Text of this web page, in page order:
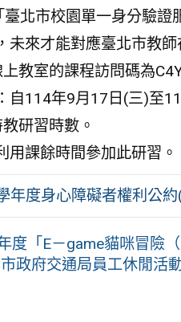
北市校園單一身分驗證
未來才能對應臺北市教
教室的課程訪問碼為
自114年9月17日(三)至
研習時數。
用課餘時間參加此研習。
年度身心障礙者權利公
度「E－game貓咪冒險
政府交通局員工休閒活